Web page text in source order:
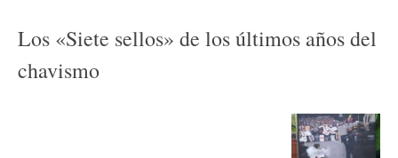
Los «Siete sellos» de los últimos años del
chavismo